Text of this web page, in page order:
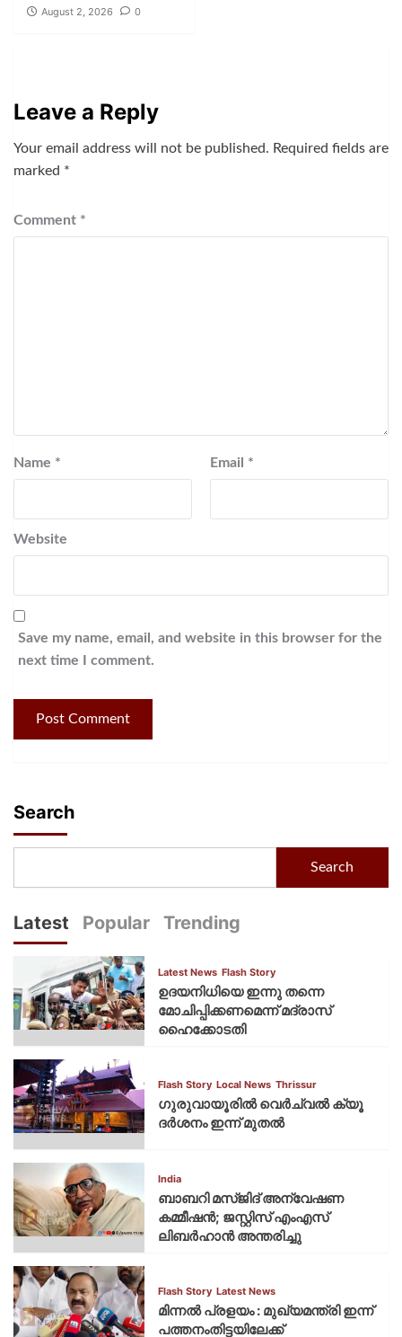
August 2, 2026 0
Leave a Reply
Your email address will not be published. Required fields are
marked *
Comment *
Name * Email *
Website
Save my name, email, and website in this browser for the
next time I comment.
Search
Search
Latest Popular Trending
Latest News Flash Story
ഉദയനിധിയെ ഇന്നു തന്നെ
മോചിപ്പിക്കണമെന്ന് മദ്രാസ്
ഹൈക്കോടതി
Flash Story Local News Thrissur
ഗുരുവായൂരില്‍ വെര്‍ച്വല്‍ ക്യൂ
ദര്‍ശനം ഇന്ന് മുതല്‍
India
ബാബറി മസ്ജിദ് അന്വേഷണ
കമ്മീഷന്‍; ജസ്റ്റിസ് എംഎസ്
ലിബര്‍ഹാന്‍ അന്തരിച്ചു
Flash Story Latest News
മിന്നല്‍ പ്രളയം : മുഖ്യമന്ത്രി ഇന്ന്
പത്തനംതിട്ടയിലേക്ക്